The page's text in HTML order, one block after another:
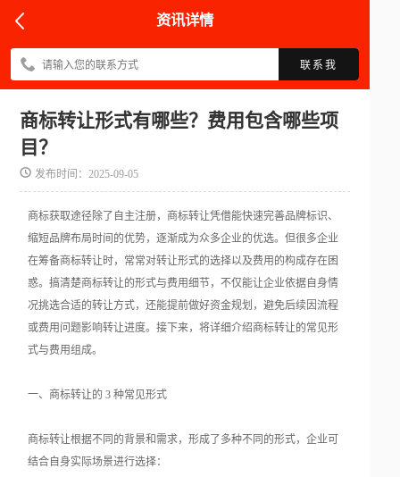
资讯详情
联系我
商标转让形式有哪些？费用包含哪些项
目？
发布时间：2025-09-05
商标获取途径除了自主注册，商标转让凭借能快速完善品牌标识、
缩短品牌布局时间的优势，逐渐成为众多企业的优选。但很多企业
在筹备商标转让时，常常对转让形式的选择以及费用的构成存在困
惑。搞清楚商标转让的形式与费用细节，不仅能让企业依据自身情
况挑选合适的转让方式，还能提前做好资金规划，避免后续因流程
或费用问题影响转让进度。接下来，将详细介绍商标转让的常见形
式与费用组成。
一、商标转让的 3 种常见形式
商标转让根据不同的背景和需求，形成了多种不同的形式，企业可
结合自身实际场景进行选择：